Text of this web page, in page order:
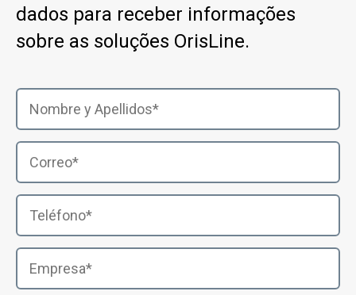
dados para receber informações
sobre as soluções OrisLine.